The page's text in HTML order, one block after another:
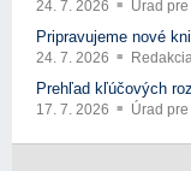
24. 7. 2026 Úrad
Pripravujeme nové
24. 7. 2026
Prehľad kľúčových
17. 7. 2026 Úrad